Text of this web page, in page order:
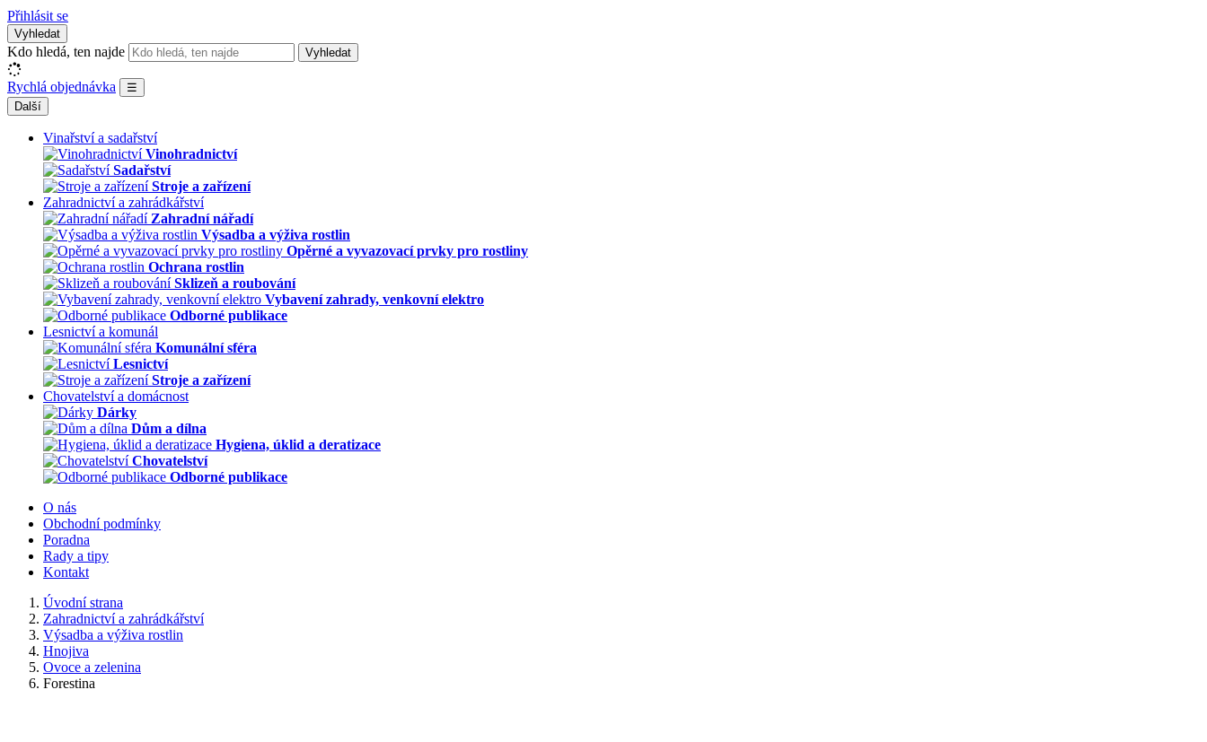
Přihlásit se
Vyhledat
Kdo hledá, ten najde Vyhledat
Rychlá objednávka
☰
Další
Vinařství a sadařství
Vinohradnictví
Sadařství
Stroje a zařízení
Zahradnictví a zahrádkářství
Zahradní nářadí
Výsadba a výživa rostlin
Opěrné a vyvazovací prvky pro rostliny
Ochrana rostlin
Sklizeň a roubování
Vybavení zahrady, venkovní elektro
Odborné publikace
Lesnictví a komunál
Komunální sféra
Lesnictví
Stroje a zařízení
Chovatelství a domácnost
Dárky
Dům a dílna
Hygiena, úklid a deratizace
Chovatelství
Odborné publikace
O nás
Obchodní podmínky
Poradna
Rady a tipy
Kontakt
Úvodní strana
Zahradnictví a zahrádkářství
Výsadba a výživa rostlin
Hnojiva
Ovoce a zelenina
Forestina